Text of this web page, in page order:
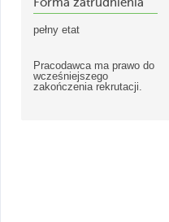
pełny etat
Pracodawca ma prawo do
wcześniejszego
zakończenia rekrutacji.